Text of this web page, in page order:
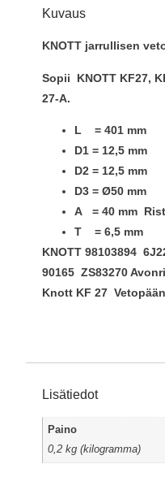
Kuvaus
KNOTT jarrullisen
Sopii KNOTT KF27,
27-A.
L = 401 mm
D1 = 12,5 mm
D2 = 12,5 mm
D3 = Ø50 mm
A = 40 mm
T = 6,5 mm
KNOTT 98103894
90165 ZS83270
Knott KF 27
Lisätiedot
Paino
0,2 kg (kilogramma)